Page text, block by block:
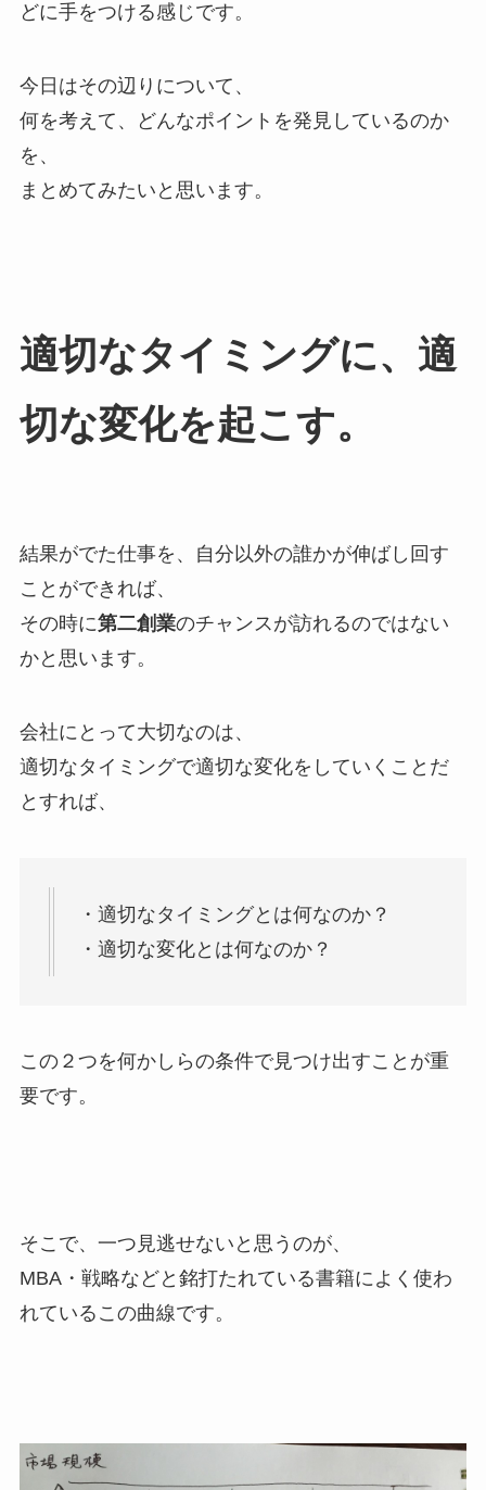
どに手をつける感じです。
今日はその辺りについて、
何を考えて、どんなポイントを発見しているのか
を、
まとめてみたいと思います。
適切なタイミングに、適
切な変化を起こす。
結果がでた仕事を、自分以外の誰かが伸ばし回す
ことができれば、
その時に第二創業のチャンスが訪れるのではない
かと思います。
会社にとって大切なのは、
適切なタイミングで適切な変化をしていくことだ
とすれば、
・適切なタイミングとは何なのか？
・適切な変化とは何なのか？
この２つを何かしらの条件で見つけ出すことが重
要です。
そこで、一つ見逃せないと思うのが、
MBA・戦略などと銘打たれている書籍によく使わ
れているこの曲線です。